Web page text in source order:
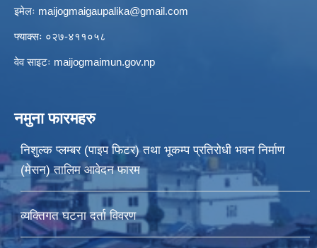
इमेलः maijogmaigaupalika@gmail.com
फ्याक्सः ०२७-४११०५८
वेव साइटः maijogmaimun.gov.np
नमुना फारमहरु
निशुल्क प्लम्बर (पाइप फिटर) तथा भूकम्प प्रतिरोधी भवन निर्माण
(मेसन) तालिम आवेदन फारम
व्यक्तिगत घटना दर्ता विवरण